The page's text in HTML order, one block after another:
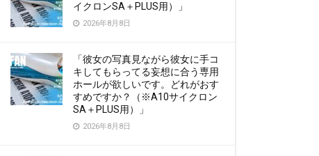
イクロンSA＋PLUS用）」
2026年8月8日
「彼女の写真見ながら彼女に手コ
キしてもらってる妄想に合う専用
ホールが欲しいです。どれがおす
すめですか？（※A10サイクロン
SA＋PLUS用）」
2026年8月8日